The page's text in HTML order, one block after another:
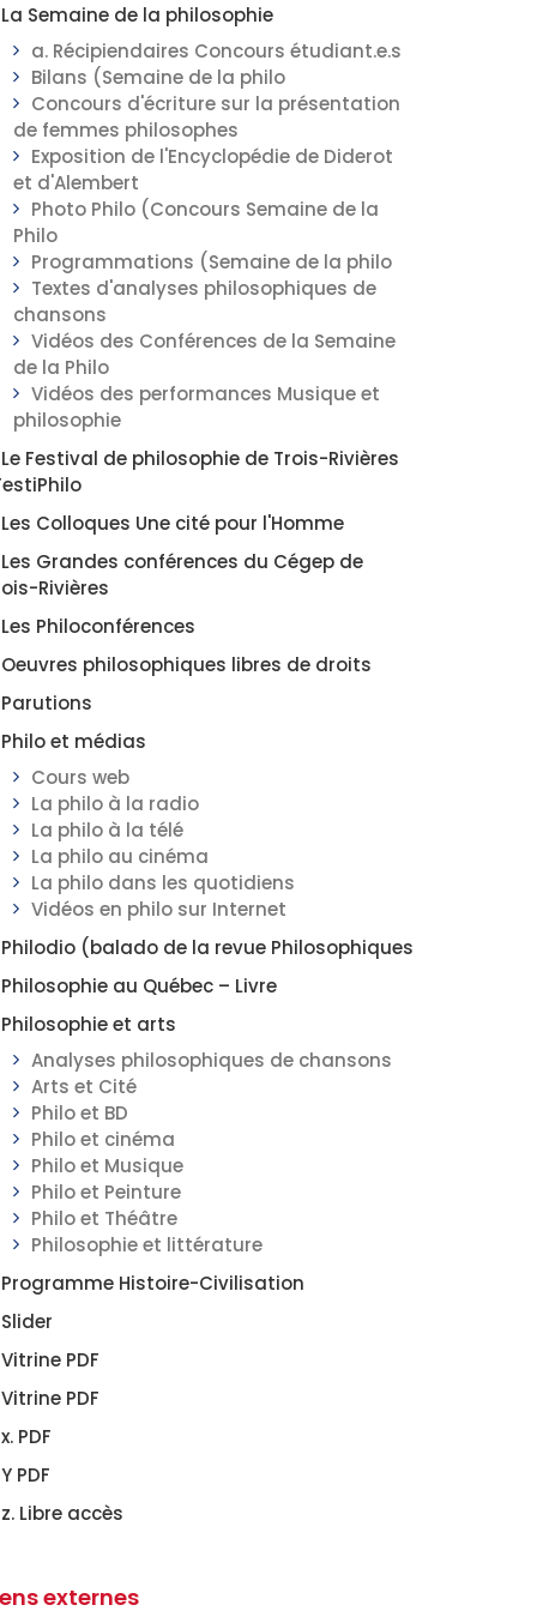
La Semaine de la philosophie
a. Récipiendaires Concours étudiant.e.s
Bilans (Semaine de la philo
Concours d'écriture sur la présentation
de femmes philosophes
Exposition de l'Encyclopédie de Diderot
et d'Alembert
Photo Philo (Concours Semaine de la
Philo
Programmations (Semaine de la philo
Textes d'analyses philosophiques de
chansons
Vidéos des Conférences de la Semaine
de la Philo
Vidéos des performances Musique et
philosophie
Le Festival de philosophie de Trois-Rivières
Les Colloques Une cité pour l'Homme
Les Grandes conférences du Cégep de
Rivières
Les Philoconférences
Oeuvres philosophiques libres de droits
Parutions
Philo et médias
Cours web
La philo à la radio
La philo à la télé
La philo au cinéma
La philo dans les quotidiens
Vidéos en philo sur Internet
Philodio (balado de la revue Philosophiques
Philosophie au Québec – Livre
Philosophie et arts
Analyses philosophiques de chansons
Arts et Cité
Philo et BD
Philo et cinéma
Philo et Musique
Philo et Peinture
Philo et Théâtre
Philosophie et littérature
Programme Histoire-Civilisation
Slider
Vitrine PDF
Vitrine PDF
x. PDF
Y PDF
z. Libre accès
externes